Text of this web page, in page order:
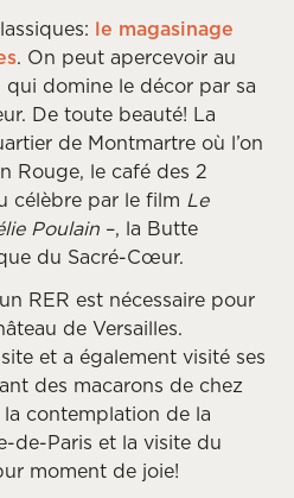
le magasinage
. On peut apercevoir au
qui domine le décor par sa
De toute beauté! La
de Montmartre où l’on
Rouge, le café des 2
célèbre par le film Le
Poulain –, la Butte
du Sacré-Cœur.
RER est nécessaire pour
de Versailles.
et a également visité ses
des macarons de chez
contemplation de la
de-Paris et la visite du
moment de joie!